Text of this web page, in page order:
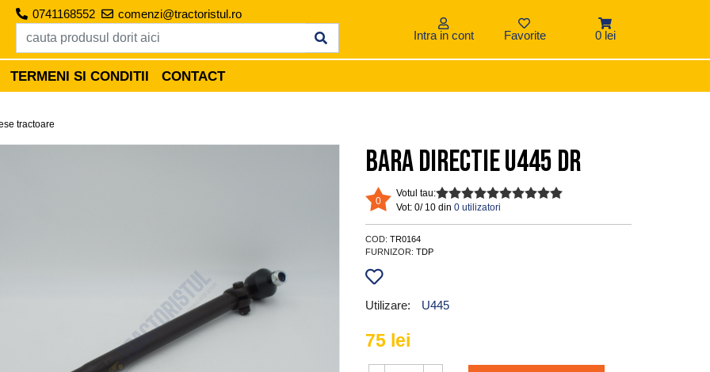
Intra in cont Favorite 0 lei
0741168552 comenzi@tractoristul.ro
TERMENI SI CONDITII CONTACT
tractoare
Bara directie U445 DR
0
Votul tau:
Vot:0/ 10 din0 utilizatori
COD:TR0164
FURNIZOR: TDP
Utilizare: U445
75 lei